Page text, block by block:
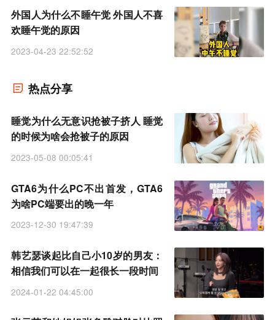
外国人为什么不睡午觉 外国人不喜
欢睡午觉的原因
2023-04-23 22:52:52
热点分享
睡觉为什么无意识抢被子挤人 睡觉
的时候为啥会抢被子的原因
2023-05-08 00:05:41
GTA6为什么PC不出首发，GTA6
为啥PC端要出的晚一年
2023-12-30 19:47:39
韩艺瑟谈起比自己小10岁的男友：
相信我们可以在一起很长一段时间
2024-01-22 04:45:00